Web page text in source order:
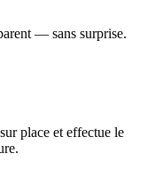
— sans surprise.
place et effectue le